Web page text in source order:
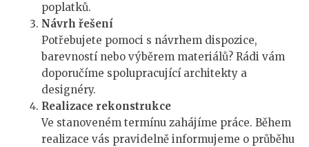
poplatků.
Návrh řešení
Potřebujete pomoci s návrhem dispozice,
barevností nebo výběrem materiálů? Rádi vám
doporučíme spolupracující architekty a
designéry.
Realizace rekonstrukce
Ve stanoveném termínu zahájíme práce. Během
realizace vás pravidelně informujeme o průběhu